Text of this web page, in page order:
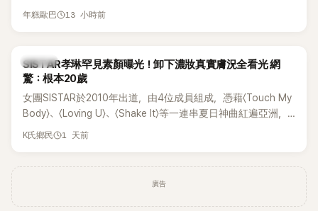
代表車佳媛(차가원)。如今事件再掀風波，YouTuber李鎮浩公開
年糕歐巴 13 小時前
K-POP
SISTAR孝琳罕見素顏曝光！卸下濃妝真實膚況全看光 網
驚：根本20歲
女團SISTAR於2010年出道，由4位成員組成，憑藉〈Touch My
Body〉、〈Loving U〉、〈Shake It〉等一連串夏日神曲紅遍亞洲，
獲封「夏日女王」。不過，團體在出道滿7年後宣布解散，成員各
K氏鄉民 1 天前
廣告